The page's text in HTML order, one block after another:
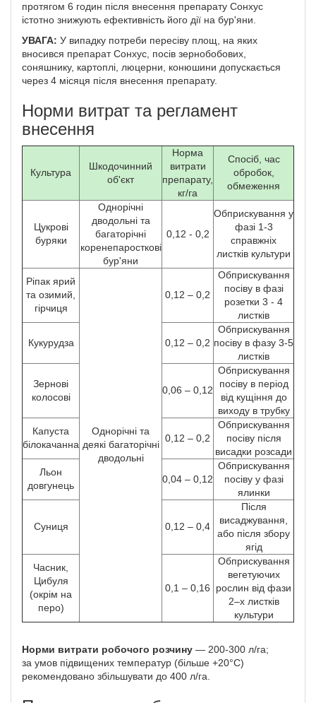
протягом 6 годин після внесення пре­парату Сонхус
істотно знижують ефективність його дії на бур'яни.
УВАГА: У випадку потреби пересіву площ, на яких
вносився препарат Сонхус, посів зернобобових,
соняшнику, картоплі, люцерни, конюшини допускається
через 4 місяця після внесення пре­парату.
Норми витрат та регламент
внесення
Культура
Шкодочинний
об'єкт
Норма
витрати
препарату,
кг/га
Спосіб, час
обробок,
обмеження
Цукрові
буряки
Однорічні
дводольні та
багаторічні
коренепаросткові
бур'яни
0,12 - 0,2
Обприскування у
фазі 1-3
справжніх
листків культури
Ріпак ярий
та озимий,
гірчиця
Однорічні та
деякі багаторічні
дводольні
0,12 – 0,2
Обприскування
посіву в фазі
розетки 3 - 4
листків
Кукурудза 0,12 – 0,2
Обприскування
посіву в фазу 3-5
листків
Зернові
колосові
0,06 – 0,12
Обприскування
посіву в період
від кущіння до
виходу в трубку
Капуста
білокачанна
0,12 – 0,2
Обприскування
посіву після
висадки розсади
Льон
довгунець
0,04 – 0,12
Обприскування
посіву у фазі
ялинки
Суниця 0,12 – 0,4
Після
висаджування,
або після збору
ягід
Часник,
Цибуля
(окрім на
перо)
0,1 – 0,16
Обприскування
вегетуючих
рослин від фази
2–х листків
культури
Норми витрати робочого розчину — 200-300 л/га;
за умов підвищених температур (більше +20°С)
рекомендовано збільшувати до 400 л/га.